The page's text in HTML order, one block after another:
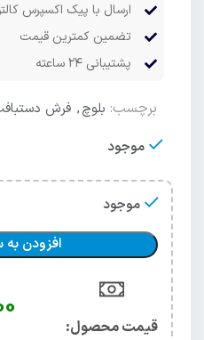
ارسال با پیک اکسپرس
تضمین کمترین قیمت
پشتیبانی ۲۴ ساعته
برچسب: بلوچ, فرش
موجود
موجود
افزودن
قیمت محصول:​